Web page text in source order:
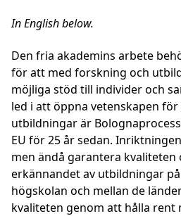
In English below.
Den fria akademins arbete
för att med forskning och
möjliga stöd till individer och
led i att öppna vetenskapen
utbildningar är
EU för 25 år sedan.
men ändå garantera kvaliteten
erkännandet av utbildningar
högskolan och mellan de
kvaliteten genom att hålla rent